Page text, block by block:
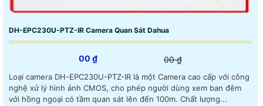
DH-EPC230U-PTZ-IR Camera Quan Sát Dahua
00 ₫ 00 ₫
Loại camera DH-EPC230U-PTZ-IR là một Camera cao cấp với công
nghệ xử lý hình ảnh CMOS, cho phép người dùng xem ban đêm
với hồng ngoại có tầm quan sát lên đến 100m. Chất lượng...